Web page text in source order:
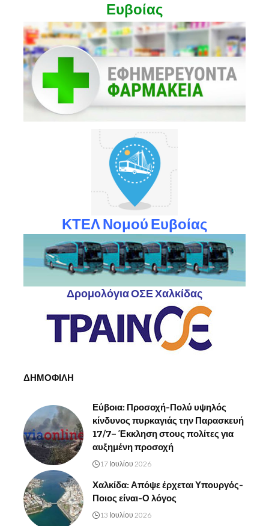
Ευβοίας
ΚΤΕΛ Νομού Ευβοίας
Δρομολόγια ΟΣΕ Χαλκίδας
ΔΗΜΟΦΙΛΗ
Εύβοια: Προσοχή-Πολύ υψηλός
κίνδυνος πυρκαγιάς την Παρασκευή
17/7– Έκκληση στους πολίτες για
αυξημένη προσοχή
17 Ιουλίου 2026
Χαλκίδα: Απόψε έρχεται Υπουργός-
Ποιος είναι-Ο λόγος
13 Ιουλίου 2026